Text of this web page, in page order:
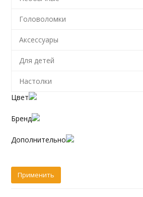
Головоломки
Аксессуары
Для детей
Настолки
Цвет
Бренд
Дополнительно